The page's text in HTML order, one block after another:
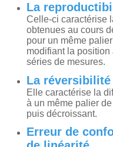
La
Celle-ci caractérise
obtenues au cours
pour un même
modifiant la
séries de mesures.
La
Elle caractérise la
à un même palier
puis décroissant.
Erreur de